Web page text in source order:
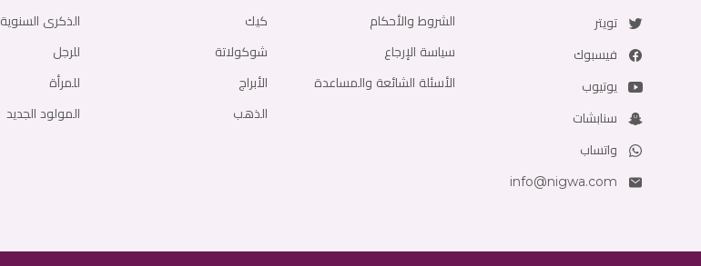
تويتر
فيسبوك
يوتيوب
سنابشات
واتساب
info@nigwa.com
الشروط والأحكام
سياسة الإرجاع
الأسئلة الشائعة والمساعدة
كيك
شوكولاتة
الأبراج
الذهب
الذكرى السنوية
للرجل
للمرأة
المولود الجديد